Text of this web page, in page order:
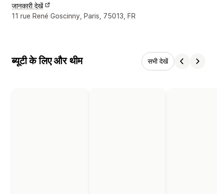
जानकारी देखें
डिज़ाइनर के संपर्क की जानकारी
11 rue René Goscinny, Paris, 75013, FR
ब्यूटी के लिए और थीम सभी देखें